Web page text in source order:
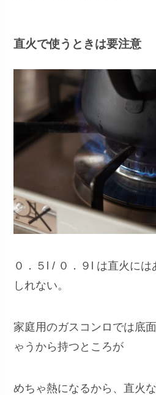
直火で使うときは要注意
０．５l / ０．９l は直火には
しれない。
家庭用のガスコンロでは底
ゃうから持つところが
めちゃ熱になるから、直火